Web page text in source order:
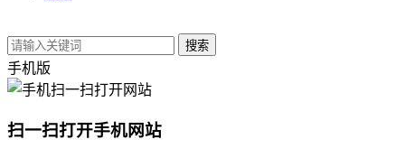
搜索
手机版
扫一扫打开手机网站